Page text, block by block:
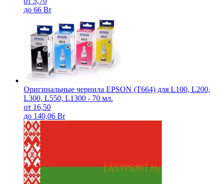
до 66 Br
Оригинальные чернила EPSON (T664) для L100, L200,
L300, L550, L1300 - 70 мл.
от 16,50
до 140,06 Br